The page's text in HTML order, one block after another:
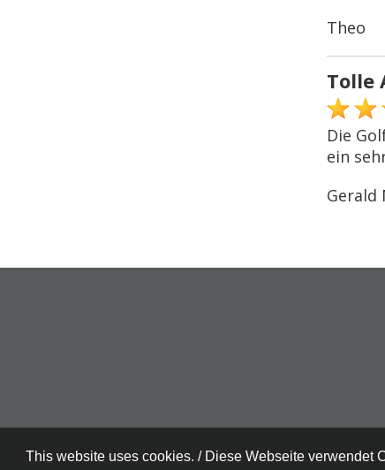
Theo
Tolle
Die
ein
Gerald
This website uses cookies. / Diese Webseite verwendet